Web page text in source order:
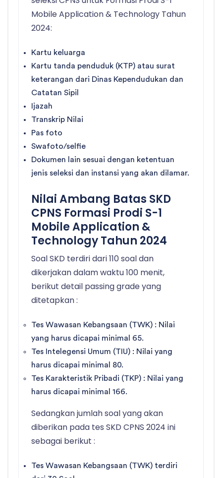
Mobile Application & Technology Tahun
2024:
Kartu keluarga
Kartu tanda penduduk (KTP) atau surat
keterangan dari Dinas Kependudukan dan
Catatan Sipil
Ijazah
Transkrip Nilai
Pas foto
Swafoto/selfie
Dokumen lain sesuai dengan ketentuan
jenis seleksi dan instansi yang akan dilamar.
Nilai Ambang Batas SKD
CPNS Formasi Prodi S-1
Mobile Application &
Technology Tahun 2024
Soal SKD terdiri dari 110 soal dan
dikerjakan dalam waktu 100 menit,
berikut detail passing grade yang
ditetapkan :
Tes Wawasan Kebangsaan (TWK) : Nilai
yang harus dicapai minimal 65.
Tes Intelegensi Umum (TIU) : Nilai yang
harus dicapai minimal 80.
Tes Karakteristik Pribadi (TKP) : Nilai yang
harus dicapai minimal 166.
Sedangkan jumlah soal yang akan
diberikan pada tes SKD CPNS 2024 ini
sebagai berikut :
Tes Wawasan Kebangsaan (TWK) terdiri